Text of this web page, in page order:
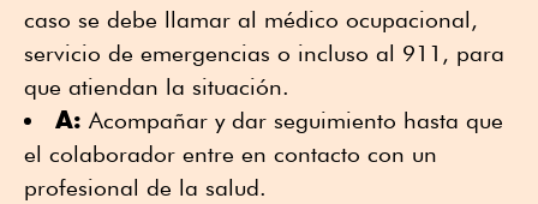
caso se debe llamar al médico ocupacional,
servicio de emergencias o incluso al 911, para
que atiendan la situación.
A: Acompañar y dar seguimiento hasta que
el colaborador entre en contacto con un
profesional de la salud.